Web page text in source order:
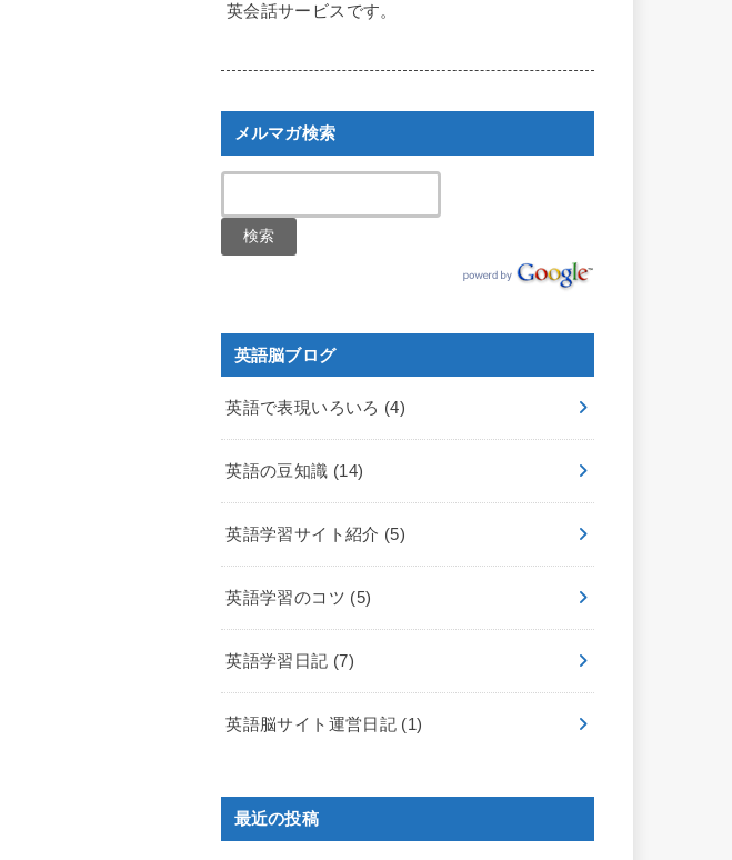
英会話サービスです。
メルマガ検索
英語脳ブログ
英語で表現いろいろ (4)
英語の豆知識 (14)
英語学習サイト紹介 (5)
英語学習のコツ (5)
英語学習日記 (7)
英語脳サイト運営日記 (1)
最近の投稿